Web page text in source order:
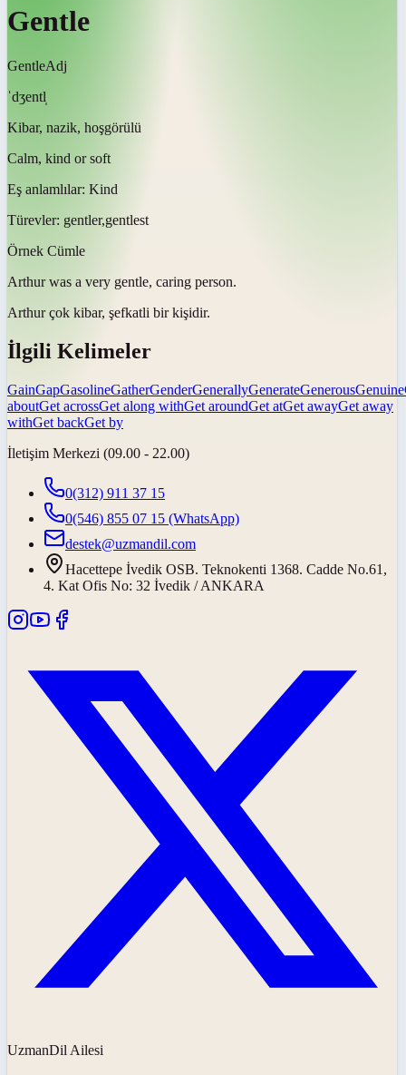
Gentle
GentleAdj
ˈdʒentl̩
Kibar, nazik, hoşgörülü
Calm, kind or soft
Eş anlamlılar: Kind
Türevler: gentler,gentlest
Örnek Cümle
Arthur was a very gentle, caring person.
Arthur çok kibar, şefkatli bir kişidir.
İlgili Kelimeler
GainGapGasolineGatherGenderGenerallyGenerateGenerousGenuine
aboutGet acrossGet along withGet aroundGet atGet awayGet away
withGet backGet by
İletişim Merkezi (09.00 - 22.00)
0(312) 911 37 15
0(546) 855 07 15 (WhatsApp)
destek@uzmandil.com
Hacettepe İvedik OSB. Teknokenti 1368. Cadde No.61,
4. Kat Ofis No: 32 İvedik / ANKARA
UzmanDil Ailesi